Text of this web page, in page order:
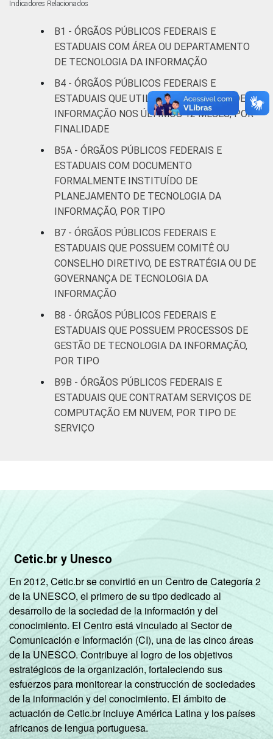
Sociedade da Informação (Cetic.br),
Pesquisa sobre o uso das tecnologias de
informação e comunicação no setor público
Indicadores Relacionados
B1 - ÓRGÃOS PÚBLICOS FEDERAIS E
ESTADUAIS COM ÁREA OU DEPARTAMENTO
DE TECNOLOGIA DA INFORMAÇÃO
B4 - ÓRGÃOS PÚBLICOS FEDERAIS E
ESTADUAIS QUE UTILIZARAM SISTEMA DE
INFORMAÇÃO NOS ÚLTIMOS 12 MESES, POR
FINALIDADE
B5A - ÓRGÃOS PÚBLICOS FEDERAIS E
ESTADUAIS COM DOCUMENTO
FORMALMENTE INSTITUÍDO DE
PLANEJAMENTO DE TECNOLOGIA DA
INFORMAÇÃO, POR TIPO
B7 - ÓRGÃOS PÚBLICOS FEDERAIS E
ESTADUAIS QUE POSSUEM COMITÊ OU
CONSELHO DIRETIVO, DE ESTRATÉGIA OU DE
GOVERNANÇA DE TECNOLOGIA DA
INFORMAÇÃO
B8 - ÓRGÃOS PÚBLICOS FEDERAIS E
ESTADUAIS QUE POSSUEM PROCESSOS DE
GESTÃO DE TECNOLOGIA DA INFORMAÇÃO,
POR TIPO
B9B - ÓRGÃOS PÚBLICOS FEDERAIS E
ESTADUAIS QUE CONTRATAM SERVIÇOS DE
COMPUTAÇÃO EM NUVEM, POR TIPO DE
SERVIÇO
Cetic.br y Unesco
En 2012, Cetic.br se convirtió en un Centro de Categoría 2
de la UNESCO, el primero de su tipo dedicado al
desarrollo de la sociedad de la información y del
conocimiento. El Centro está vinculado al Sector de
Comunicación e Información (CI), una de las cinco áreas
de la UNESCO. Contribuye al logro de los objetivos
estratégicos de la organización, fortaleciendo sus
esfuerzos para monitorear la construcción de sociedades
de la información y del conocimiento. El ámbito de
actuación de Cetic.br incluye América Latina y los países
africanos de lengua portuguesa.